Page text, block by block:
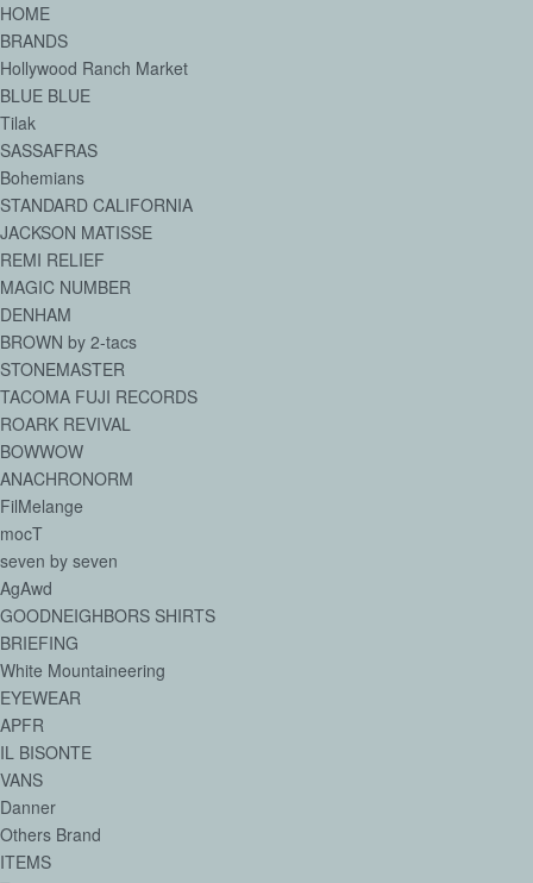
HOME
BRANDS
Hollywood Ranch Market
BLUE BLUE
Tilak
SASSAFRAS
Bohemians
STANDARD CALIFORNIA
JACKSON MATISSE
REMI RELIEF
MAGIC NUMBER
DENHAM
BROWN by 2-tacs
STONEMASTER
TACOMA FUJI RECORDS
ROARK REVIVAL
BOWWOW
ANACHRONORM
FilMelange
mocT
seven by seven
AgAwd
GOODNEIGHBORS SHIRTS
BRIEFING
White Mountaineering
EYEWEAR
APFR
IL BISONTE
VANS
Danner
Others Brand
ITEMS